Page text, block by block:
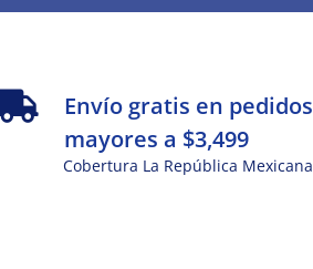
Envío gratis en pedidos
mayores a $3,499
Cobertura La República Mexicana